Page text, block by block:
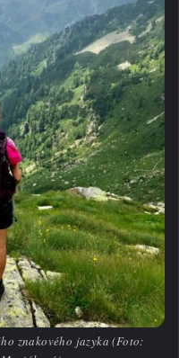
znakového jazyka (Foto: